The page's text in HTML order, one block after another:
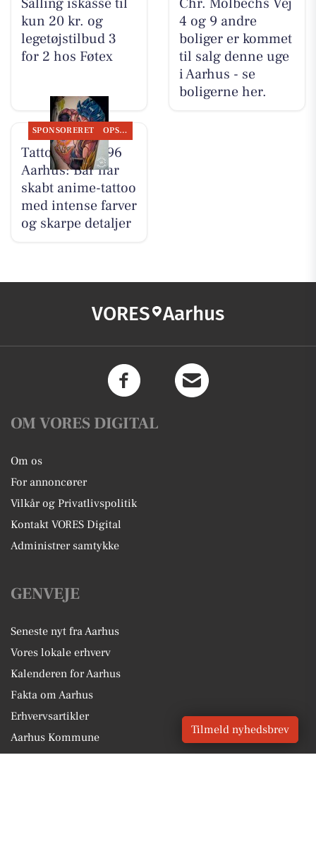
kun 20 kr. og
legetøjstilbud 3
for 2 hos Føtex
4 og 9 andre
boliger er kommet
til salg denne uge
i Aarhus - se
boligerne her.
SPONSORERET OPSLAGSTAVLEN
Tattoo Studio 96
Aarhus: Bar har
skabt anime-tattoo
med intense farver
og skarpe detaljer
VORES Aarhus
OM VORES DIGITAL
Om os
For annoncører
Vilkår og Privatlivspolitik
Kontakt VORES Digital
Administrer samtykke
GENVEJE
Seneste nyt fra Aarhus
Vores lokale erhverv
Kalenderen for Aarhus
Fakta om Aarhus
Erhvervsartikler
Aarhus Kommune
Tilmeld nyhedsbrev